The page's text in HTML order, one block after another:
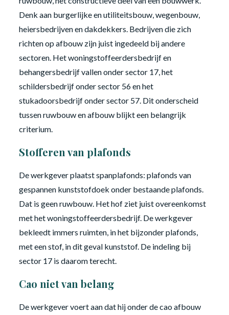
Denk aan burgerlijke en utiliteitsbouw, wegenbouw,
heiersbedrijven en dakdekkers. Bedrijven die zich
richten op afbouw zijn juist ingedeeld bij andere
sectoren. Het woningstoffeerdersbedrijf en
behangersbedrijf vallen onder sector 17, het
schildersbedrijf onder sector 56 en het
stukadoorsbedrijf onder sector 57. Dit onderscheid
tussen ruwbouw en afbouw blijkt een belangrijk
criterium.
Stofferen van plafonds
De werkgever plaatst spanplafonds: plafonds van
gespannen kunststofdoek onder bestaande plafonds.
Dat is geen ruwbouw. Het hof ziet juist overeenkomst
met het woningstoffeerdersbedrijf. De werkgever
bekleedt immers ruimten, in het bijzonder plafonds,
met een stof, in dit geval kunststof. De indeling bij
sector 17 is daarom terecht.
Cao niet van belang
De werkgever voert aan dat hij onder de cao afbouw